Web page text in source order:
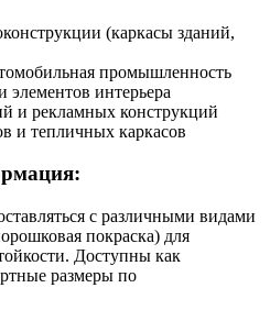
(каркасы зданий,
промышленность
элементов интерьера
и рекламных конструкций
и тепличных каркасов
с различными видами
покраска) для
Доступны как
размеры по